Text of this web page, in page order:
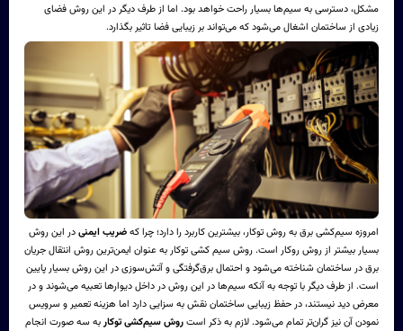
مشکل، دسترسی به سیم‌ها بسیار راحت خواهد بود. اما از طرف دیگر در این روش فضای
زیادی از ساختمان اشغال می‌شود که می‌تواند بر زیبایی فضا تاثیر بگذارد.
امروزه سیم‌کشی برق به روش توکار، بیشترین کاربرد را دارد؛ چرا کهضریب ایمنیدر این روش
بسیار بیشتر از روش روکار است. روش سیم کشی توکار به عنوان ایمن‌ترین روش انتقال جریان
برق در ساختمان شناخته می‌شود و احتمال برق‌گرفتگی و آتش‌سوزی در این روش بسیار پایین
است. از طرف دیگر با توجه به آنکه‌ سیم‌ها در این روش در داخل دیوارها تعبیه می‌شوند و در
معرض دید نیستند، در حفظ زیبایی ساختمان نقش به سزایی دارد اما هزینه تعمیر و سرویس
نمودن آن نیز گران‌تر تمام می‌شود. لازم به ذکر استروش سیم‌کشی توکاربه سه صورت انجام